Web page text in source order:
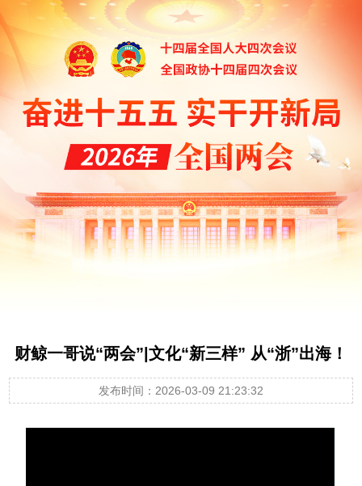
财鲸一哥说“两会”|文化“新三样” 从“浙”出海！
发布时间：2026-03-09 21:23:32